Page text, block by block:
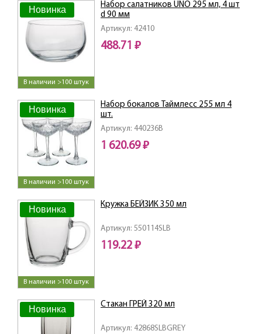
Новинка
В наличии >100 штук
Артикул: 42410
Набор салатников UNO 295 мл, 4 шт
d 90 мм
488.71 ₽
Новинка
В наличии >100 штук
Артикул: 440236B
Набор бокалов Таймлесс 255 мл 4
шт.
1 620.69 ₽
Новинка
В наличии >100 штук
Артикул: 550114SLB
Кружка БЕЙЗИК 350 мл
119.22 ₽
Новинка
Артикул: 42868SLBGREY
Стакан ГРЕЙ 320 мл